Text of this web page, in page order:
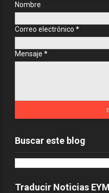
Nombre
Correo electrónico *
Mensaje *
Buscar este blog
Traducir Noticias EYM